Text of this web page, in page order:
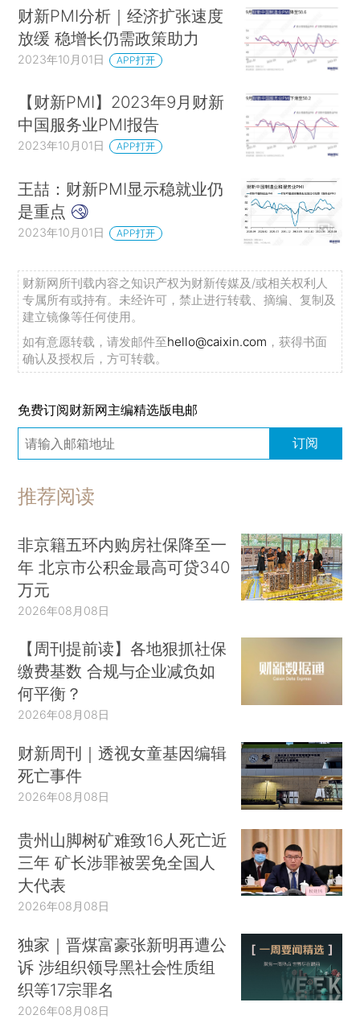
财新PMI分析｜经济扩张速度
放缓 稳增长仍需政策助力
2023年10月01日 APP打开
【财新PMI】2023年9月财新
中国服务业PMI报告
2023年10月01日 APP打开
王喆：财新PMI显示稳就业仍
是重点
2023年10月01日 APP打开
财新网所刊载内容之知识产权为财新传媒及/或相关权利人
专属所有或持有。未经许可，禁止进行转载、摘编、复制及
建立镜像等任何使用。
如有意愿转载，请发邮件至hello@caixin.com ，获得书面
确认及授权后，方可转载。
免费订阅财新网主编精选版电邮
订阅
推荐阅读
非京籍五环内购房社保降至一
年 北京市公积金最高可贷340
万元
2026年08月08日
【周刊提前读】各地狠抓社保
缴费基数 合规与企业减负如
何平衡？
2026年08月08日
财新周刊｜透视女童基因编辑
死亡事件
2026年08月08日
贵州山脚树矿难致16人死亡近
三年 矿长涉罪被罢免全国人
大代表
2026年08月08日
独家｜晋煤富豪张新明再遭公
诉 涉组织领导黑社会性质组
织等17宗罪名
2026年08月08日